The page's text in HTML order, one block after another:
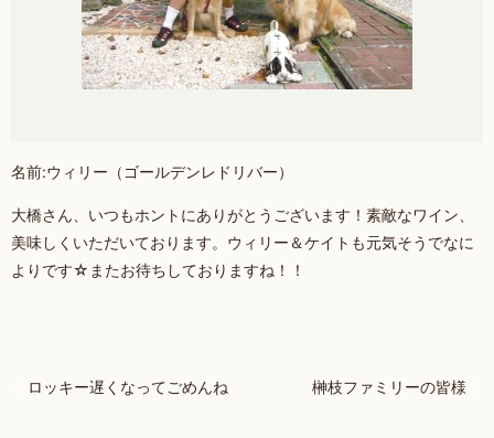
名前:ウィリー（ゴールデンレドリバー）
大橋さん、いつもホントにありがとうございます！素敵なワイン、
美味しくいただいております。ウィリー＆ケイトも元気そうでなに
よりです☆またお待ちしておりますね！！
ロッキー遅くなってごめんね 榊枝ファミリーの皆様